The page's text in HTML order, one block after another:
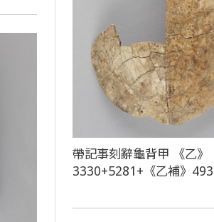
帶記事刻辭龜背甲 《乙》
3330+5281+《乙補》